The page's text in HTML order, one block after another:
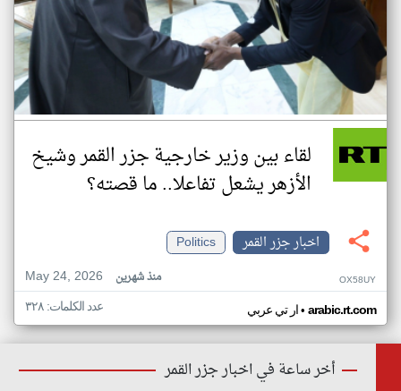
لقاء بين وزير خارجية جزر القمر وشيخ
الأزهر يشعل تفاعلا.. ما قصته؟
اخبار جزر القمر
Politics
May 24, 2026
منذ شهرين OX58UY
ار تي عربي• arabic.rt.com عدد الكلمات: ٣٢٨
أخر ساعة في اخبار جزر القمر